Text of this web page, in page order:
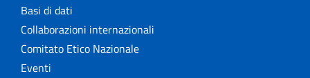
Basi di dati
Collaborazioni internazionali
Comitato Etico Nazionale
Eventi